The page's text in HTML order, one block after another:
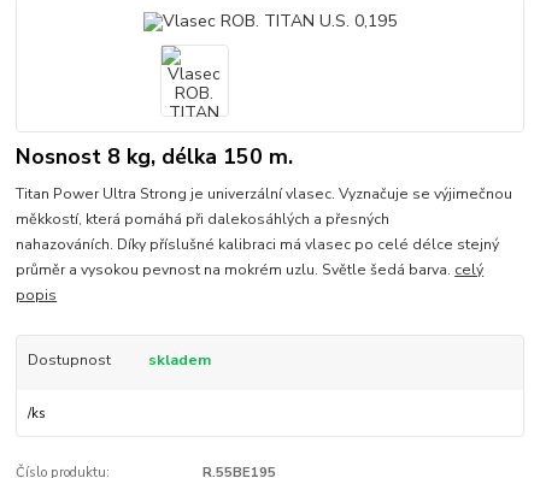
Nosnost 8 kg, délka 150 m.
Titan Power Ultra Strong je univerzální vlasec. Vyznačuje se výjimečnou
měkkostí, která pomáhá při dalekosáhlých a přesných
nahazováních. Díky příslušné kalibraci má vlasec po celé délce stejný
průměr a vysokou pevnost na mokrém uzlu. Světle šedá barva. celý
popis
Dostupnost skladem
/ks
Číslo produktu:
R.55BE195